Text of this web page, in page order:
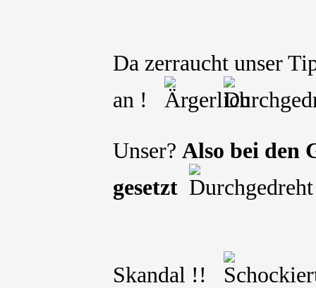
Da zerraucht unser
an !
Unser? Also bei den
gesetzt
Skandal !!